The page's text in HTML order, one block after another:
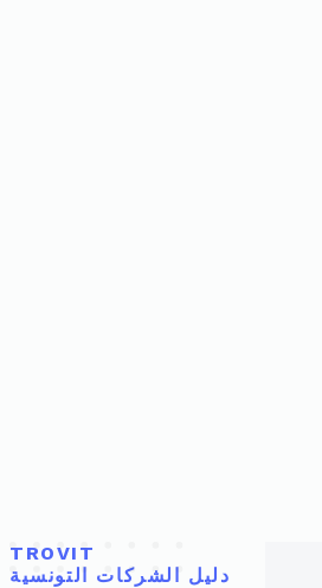
TROVIT
دليل الشركات التونسية